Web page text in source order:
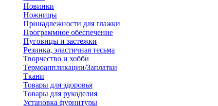
Новинки
Ножницы
Принадлежности для глажки
Программное обеспечение
Пуговицы и застежки
Резинка, эластичная тесьма
Творчество и хобби
Термоаппликации/Заплатки
Ткани
Товары для здоровья
Товары для рукоделия
Установка фурнитуры